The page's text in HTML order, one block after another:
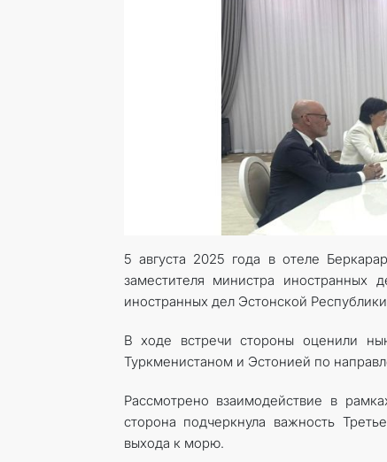
5 августа 2025 года в отеле
заместителя министра иностранных
иностранных дел Эстонской
В ходе встречи стороны оценили
Туркменистаном и Эстонией по
Рассмотрено взаимодействие в
сторона подчеркнула важность
выхода к морю.